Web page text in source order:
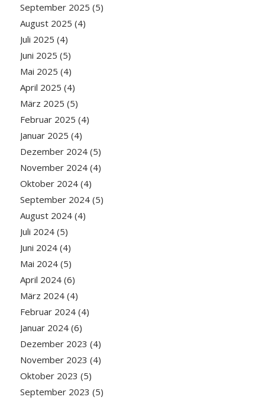
September 2025 (5)
August 2025 (4)
Juli 2025 (4)
Juni 2025 (5)
Mai 2025 (4)
April 2025 (4)
März 2025 (5)
Februar 2025 (4)
Januar 2025 (4)
Dezember 2024(5)
November 2024(4)
Oktober 2024(4)
September 2024(5)
August 2024(4)
Juli 2024(5)
Juni 2024(4)
Mai 2024(5)
April 2024(6)
März 2024(4)
Februar 2024(4)
Januar 2024(6)
Dezember 2023 (4)
November 2023 (4)
Oktober 2023 (5)
September 2023 (5)